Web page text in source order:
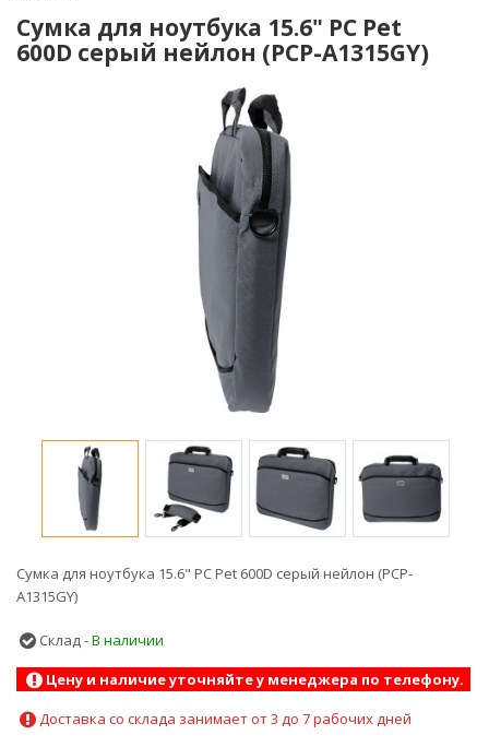
Сумка для ноутбука 15.6" PC Pet
600D серый нейлон (PCP-A1315GY)
Сумка для ноутбука 15.6" PC Pet 600D серый нейлон (PCP-
A1315GY)
Склад -В наличии
Цену и наличие уточняйте у менеджера по телефону.
Доставка со склада занимает от 3 до 7 рабочих дней